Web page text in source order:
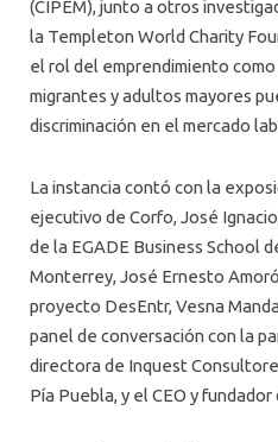
(CIPEM), junto a otros
la Templeton World Charity
el rol del emprendimiento
migrantes y adultos mayores
discriminación en el mercado
La instancia contó con la
ejecutivo de Corfo, José
de la EGADE Business School
Monterrey, José Ernesto
proyecto DesEntr, Vesna
panel de conversación con la
directora de Inquest
Pía Puebla, y el CEO y fundador